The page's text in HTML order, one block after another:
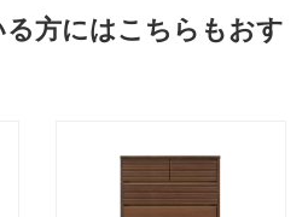
方にはこちらもおす